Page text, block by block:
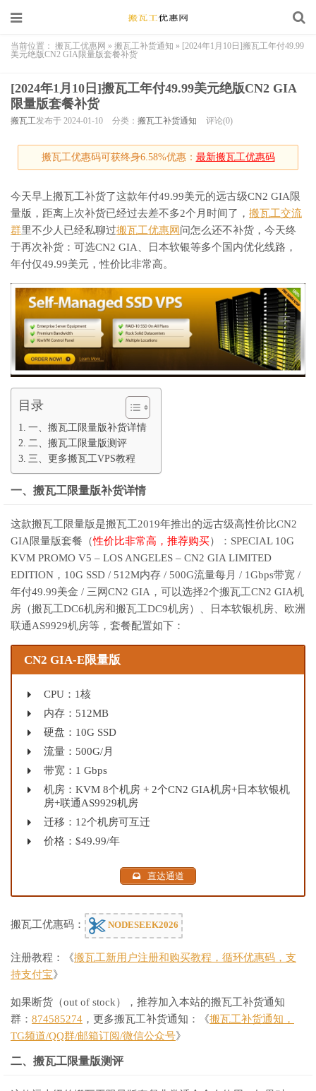
当前位置： 搬瓦工优惠网 » 搬瓦工补货通知 » [2024年1月10日]搬瓦工年付49.99
美元绝版CN2 GIA限量版套餐补货
[2024年1月10日]搬瓦工年付49.99美元绝版CN2 GIA
限量版套餐补货
搬瓦工发布于 2024-01-10 分类： 搬瓦工补货通知 评论(0)
搬瓦工优惠码可获终身6.58%优惠： 最新搬瓦工优惠码
今天早上搬瓦工补货了这款年付49.99美元的远古级CN2 GIA限
量版，距离上次补货已经过去差不多2个月时间了， 搬瓦工交流
群里不少人已经私聊过搬瓦工优惠网 问怎么还不补货，今天终
于再次补货：可选CN2 GIA、日本软银等多个国内优化线路，
年付仅49.99美元，性价比非常高。
目录
一、搬瓦工限量版补货详情
二、搬瓦工限量版测评
三、更多搬瓦工VPS教程
一、搬瓦工限量版补货详情
这款搬瓦工限量版是搬瓦工2019年推出的远古级高性价比CN2
GIA限量版套餐（性价比非常高，推荐购买）：SPECIAL 10G
KVM PROMO V5 – LOS ANGELES – CN2 GIA LIMITED
EDITION，10G SSD / 512M内存 / 500G流量每月 / 1Gbps带宽 /
年付49.99美金 / 三网CN2 GIA，可以选择2个搬瓦工CN2 GIA机
房（搬瓦工DC6机房和搬瓦工DC9机房）、日本软银机房、欧洲
联通AS9929机房等，套餐配置如下：
CN2 GIA-E限量版
CPU：1核
内存：512MB
硬盘：10G SSD
流量：500G/月
带宽：1 Gbps
机房：KVM 8个机房 + 2个CN2 GIA机房+日本软银机
房+联通AS9929机房
迁移：12个机房可互迁
价格：$49.99/年
直达通道
搬瓦工优惠码： NODESEEK2026
注册教程：《搬瓦工新用户注册和购买教程，循环优惠码，支
持支付宝》
如果断货（out of stock），推荐加入本站的搬瓦工补货通知
群： 874585274 ，更多搬瓦工补货通知：《搬瓦工补货通知，
TG频道/QQ群/邮箱订阅/微信公众号》
二、搬瓦工限量版测评